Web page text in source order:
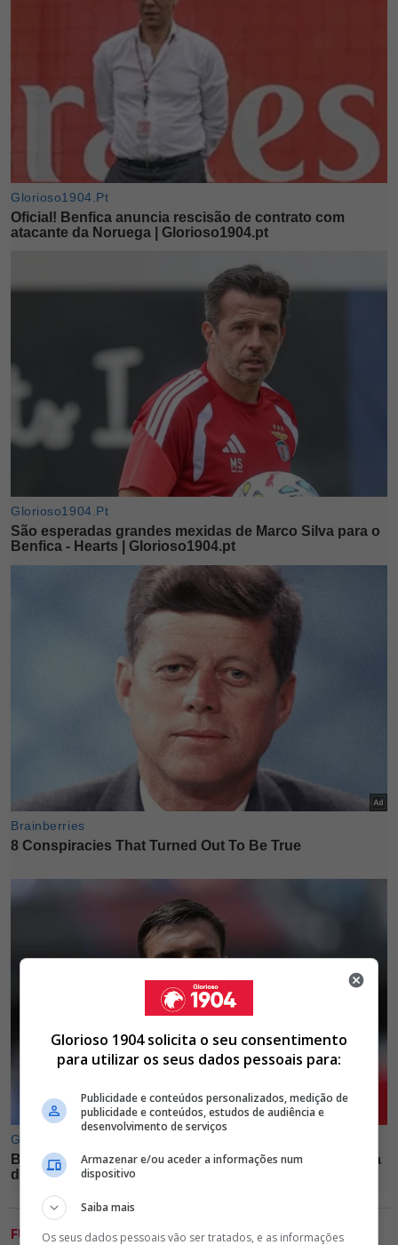
FUTEBOL
Glorioso 1904 solicita o seu consentimento
para utilizar os seus dados pessoais para:
Publicidade e conteúdos personalizados, medição de
publicidade e conteúdos, estudos de audiência e
desenvolvimento de serviços
Armazenar e/ou aceder a informações num
dispositivo
Saiba mais
Os seus dados pessoais vão ser tratados, e as informações